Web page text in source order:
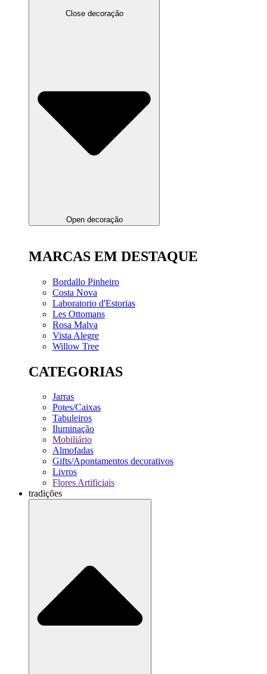
Close decoração
Open decoração
MARCAS EM DESTAQUE
Bordallo Pinheiro
Costa Nova
Laboratorio d'Estorias
Les Ottomans
Rosa Malva
Vista Alegre
Willow Tree
CATEGORIAS
Jarras
Potes/Caixas
Tabuleiros
Iluminação
Mobiliário
Almofadas
Gifts/Apontamentos decorativos
Livros
Flores Artificiais
tradições